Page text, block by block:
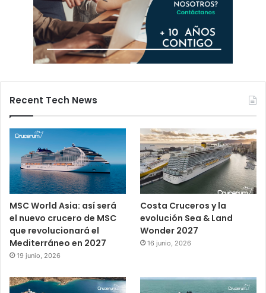
Recent Tech News
MSC World Asia: así será
el nuevo crucero de MSC
que revolucionará el
Mediterráneo en 2027
19 junio, 2026
Costa Cruceros y la
evolución Sea & Land
Wonder 2027
16 junio, 2026